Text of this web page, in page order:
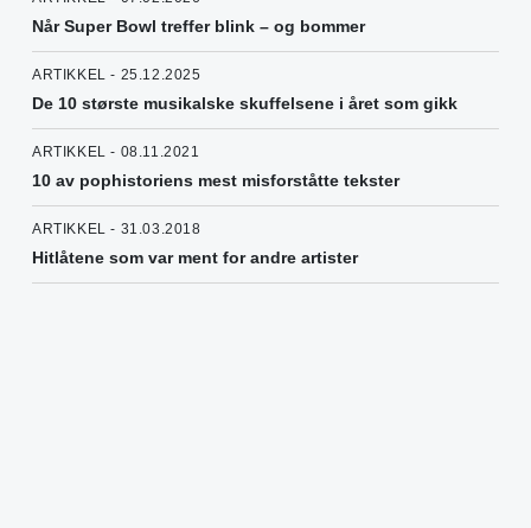
Når Super Bowl treffer blink – og bommer
ARTIKKEL - 25.12.2025
De 10 største musikalske skuffelsene i året som gikk
ARTIKKEL - 08.11.2021
10 av pophistoriens mest misforståtte tekster
ARTIKKEL - 31.03.2018
Hitlåtene som var ment for andre artister